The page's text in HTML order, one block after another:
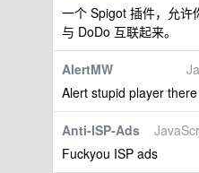
一个 Spigot 插件，允许
与 DoDo 互联起来。
AlertMW
Alert stupid player
Anti-ISP-Ads
Fuckyou ISP ads